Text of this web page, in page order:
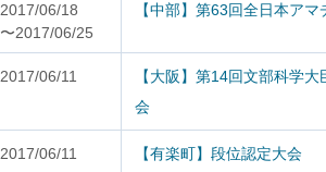
2017/06/18
〜2017/06/25
【中部】第63回全日本ア
2017/06/11
【大阪】第14回文部科学
会
2017/06/11 【有楽町】段位認定大会